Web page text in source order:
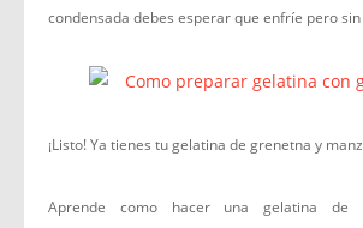
condensada debes esperar que enfríe pero
¡Listo! Ya tienes tu gelatina de grenetna y
Aprende como hacer una gelatina de